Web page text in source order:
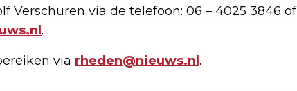
Verschuren via de telefoon: 06 – 4025 3846 of
.
via rheden@nieuws.nl.